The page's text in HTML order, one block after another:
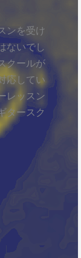
ンを受け
ないでし
クールが
応してい
レッスン
タースク